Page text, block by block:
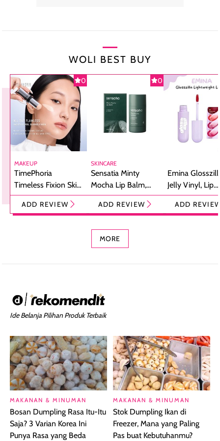
WOLI BEST BUY
0
MAKEUP
TimePhoria
Timeless Fixion Skin
Tint Stick,
Foundation dan
ADD REVIEW
0
SKINCARE
Sensatia Minty
Mocha Lip Balm,
Pelembap Bibir
dengan Aroma
ADD REVIEW
Emina
Jelly Vinyl, Lip
Cream Glossy
Ringan
ADD
MORE
Ide Belanja Pilihan Produk Terbaik
MAKANAN & MINUMAN
Bosan Dumpling Rasa Itu-Itu
Saja? 3 Varian Korea Ini
Punya Rasa yang Beda
MAKANAN & MINUMAN
Stok Dumpling Ikan di
Freezer, Mana yang Paling
Pas buat Kebutuhanmu?